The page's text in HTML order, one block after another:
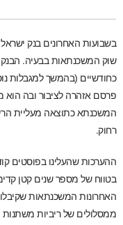
בשבועות האחרונים בנק
שוק המשכנתאות בבעיה.
כחודשיים (בהמשך למגבלות
פרסם אזהרה לציבור ובה
המשכנתא כתוצאה מעליית
רחוק.
ההערכות שהעלינו בפוסטים
בטווח של מספר שנים קטן
האחרונות המשכנתאות שקיבלו
ממסלולים של ריביות משתנות